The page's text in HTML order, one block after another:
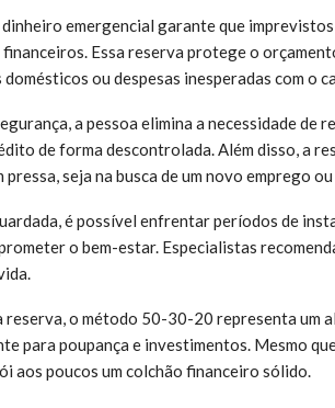
dinheiro emergencial garante que
Essa reserva protege o
domésticos ou despesas inesperadas com o
a pessoa elimina a necessidade de
de forma descontrolada. Além disso, a
pressa, seja na busca de um novo emprego
é possível enfrentar períodos de
o bem-estar. Especialistas
reserva, o método 50-30-20 representa um
para poupança e investimentos. Mesmo
aos poucos um colchão financeiro sólido.